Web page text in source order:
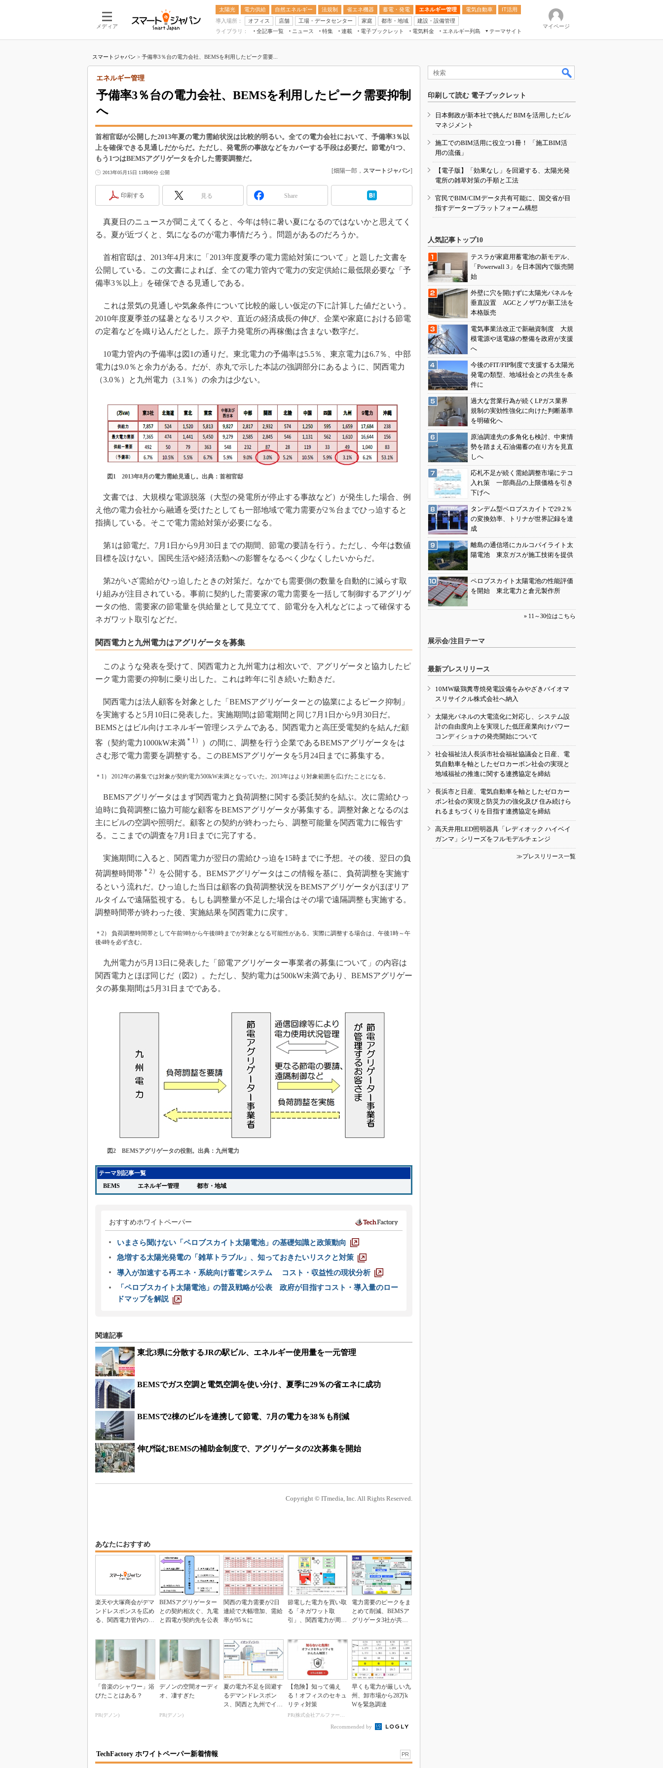
メディア
太陽光 電力供給 自然エネルギー 法規制 省エネ機器 蓄電・発電 エネルギー管理 電気自動車
IT活用
導入場所：
オフィス 店舗 工場・データセンター 家庭 都市・地域
建設・設備管理
ライブラリ：
全記事一覧 ニュース 特集 連載 電子ブックレット 電気料金 エネルギー列島
テーマサイト
新電力
電気料金ガイドブック
BEMS
キーワード解説
マイページ
スマートジャパン > 予備率3％台の電力会社、BEMSを利用したピーク需要...
予備率3％台の電力会社、BEMSを利用したピーク需要抑制
へ
エネルギー管理
首相官邸が公開した2013年夏の電力需給状況は比較的明るい。全ての電力会社において、予備率3％以
上を確保できる見通しだからだ。ただし、発電所の事故などをカバーする手段は必要だ。節電が1つ、
もう1つはBEMSアグリゲータを介した需要調整だ。
2013年05月15日 11時00分 公開 [畑陽一郎， スマートジャパン]
印刷する 見る Share
真夏日のニュースが聞こえてくると、今年は特に暑い夏になるのではないかと思えてく
る。夏が近づくと、気になるのが電力事情だろう。問題があるのだろうか。
首相官邸は、2013年4月末に「2013年度夏季の電力需給対策について」と題した文書を
公開している。この文書によれば、全ての電力管内で電力の安定供給に最低限必要な「予
備率3％以上」を確保できる見通しである。
これは景気の見通しや気象条件について比較的厳しい仮定の下に計算した値だという。
2010年度夏季並の猛暑となるリスクや、直近の経済成長の伸び、企業や家庭における節電
の定着などを織り込んだとした。原子力発電所の再稼働は含まない数字だ。
10電力管内の予備率は図1の通りだ。東北電力の予備率は5.5％、東京電力は6.7％、中部
電力は9.0％と余力がある。だが、赤丸で示した本誌の強調部分にあるように、関西電力
（3.0％）と九州電力（3.1％）の余力は少ない。
図1 2013年8月の電力需給見通し。出典：首相官邸
文書では、大規模な電源脱落（大型の発電所が停止する事故など）が発生した場合、例
え他の電力会社から融通を受けたとしても一部地域で電力需要が2％台までひっ迫すると
指摘している。そこで電力需給対策が必要になる。
第1は節電だ。7月1日から9月30日までの期間、節電の要請を行う。ただし、今年は数値
目標を設けない。国民生活や経済活動への影響をなるべく少なくしたいからだ。
第2がいざ需給がひっ迫したときの対策だ。なかでも需要側の数量を自動的に減らす取
り組みが注目されている。事前に契約した需要家の電力需要を一括して制御するアグリゲ
ータの他、需要家の節電量を供給量として見立てて、節電分を入札などによって確保する
ネガワット取引などだ。
関西電力と九州電力はアグリゲータを募集
このような発表を受けて、関西電力と九州電力は相次いで、アグリゲータと協力したピ
ーク電力需要の抑制に乗り出した。これは昨年に引き続いた動きだ。
関西電力は法人顧客を対象とした「BEMSアグリゲーターとの協業によるピーク抑制」
を実施すると5月10日に発表した。実施期間は節電期間と同じ7月1日から9月30日だ。
BEMSとはビル向けエネルギー管理システムである。関西電力と高圧受電契約を結んだ顧
客（契約電力1000kW未満 ＊1）
）の間に、調整を行う企業であるBEMSアグリゲータをは
さむ形で電力需要を調整する。このBEMSアグリゲータを5月24日までに募集する。
＊1） 2012年の募集では対象が契約電力500kW未満となっていた。2013年はより対象範囲を広げたことになる。
BEMSアグリゲータはまず関西電力と負荷調整に関する委託契約を結ぶ。次に需給ひっ
迫時に負荷調整に協力可能な顧客をBEMSアグリゲータが募集する。調整対象となるのは
主にビルの空調や照明だ。顧客との契約が終わったら、調整可能量を関西電力に報告す
る。ここまでの調査を7月1日までに完了する。
実施期間に入ると、関西電力が翌日の需給ひっ迫を15時までに予想。その後、翌日の負
荷調整時間帯 ＊2）
を公開する。BEMSアグリゲータはこの情報を基に、負荷調整を実施す
るという流れだ。ひっ迫した当日は顧客の負荷調整状況をBEMSアグリゲータがほぼリア
ルタイムで遠隔監視する。もしも調整量が不足した場合はその場で遠隔調整も実施する。
調整時間帯が終わった後、実施結果を関西電力に戻す。
＊2） 負荷調整時間帯として午前9時から午後8時までが対象となる可能性がある。実際に調整する場合は、午後1時～午
後4時を必ず含む。
九州電力が5月13日に発表した「節電アグリゲーター事業者の募集について」の内容は
関西電力とほぼ同じだ（図2）。ただし、契約電力は500kW未満であり、BEMSアグリゲー
タの募集期間は5月31日までである。
図2 BEMSアグリゲータの役割。出典：九州電力
テーマ別記事一覧
BEMS
エネルギー管理 都市・地域
おすすめホワイトペーパー
いまさら聞けない「ペロブスカイト太陽電池」の基礎知識と政策動向
急増する太陽光発電の「雑草トラブル」、知っておきたいリスクと対策
導入が加速する再エネ・系統向け蓄電システム コスト・収益性の現状分析
「ペロブスカイト太陽電池」の普及戦略が公表 政府が目指すコスト・導入量のロー
ドマップを解説
関連記事
東北3県に分散するJRの駅ビル、エネルギー使用量を一元管理
BEMSでガス空調と電気空調を使い分け、夏季に29％の省エネに成功
BEMSで2棟のビルを連携して節電、7月の電力を38％も削減
伸び悩むBEMSの補助金制度で、アグリゲータの2次募集を開始
Copyright © ITmedia, Inc. All Rights Reserved.
あなたにおすすめ
楽天や大塚商会がデマ
ンドレスポンスを広め
る、関西電力管内の企
BEMSアグリゲーター
との契約相次ぐ、九電
と四電が契約先を公表
関西の電力需要が2日
連続で大幅増加、需給
率が95％に
節電した電力を買い取
る「ネガワット取
引」、関西電力が周辺
電力需要のピークをま
とめて削減、BEMSア
グリゲータ3社が共同
「音楽のシャワー」浴
びたことはある？
PR(デノン)
デノンの空間オーディ
オ、凄すぎた
PR(デノン)
夏の電力不足を回避す
るデマンドレスポン
ス、関西と九州でイオ
【危険】知って備え
る！オフィスのセキュ
リティ対策
早くも電力が厳しい九
州、卸市場から28万k
Wを緊急調達
Recommended by
TechFactory ホワイトペーパー新着情報 PR
印刷して読む 電子ブックレット
日本郵政が新本社で挑んだ BIMを活用したビル
マネジメント
施工でのBIM活用に役立つ1冊！ 「施工BIM活
用の流儀」
【電子版】「効果なし」を回避する、太陽光発
電所の雑草対策の手順と工法
官民でBIM/CIMデータ共有可能に、国交省が目
指すデータープラットフォーム構想
人気記事トップ10
テスラが家庭用蓄電池の新モデル、
「Powerwall 3」を日本国内で販売開
始
外壁に穴を開けずに太陽光パネルを
垂直設置 AGCとノザワが新工法を
本格販売
電気事業法改正で新融資制度 大規
模電源や送電線の整備を政府が支援
へ
今後のFIT/FIP制度で支援する太陽光
発電の類型、地域社会との共生を条
件に
過大な営業行為が続くLPガス業界
規制の実効性強化に向けた判断基準
を明確化へ
原油調達先の多角化も検討、中東情
勢を踏まえ石油備蓄の在り方を見直
しへ
応札不足が続く需給調整市場にテコ
入れ策 一部商品の上限価格を引き
下げへ
タンデム型ペロブスカイトで29.2％
の変換効率、トリナが世界記録を達
成
離島の通信塔にカルコパイライト太
陽電池 東京ガスが施工技術を提供
ペロブスカイト太陽電池の性能評価
を開始 東北電力と倉元製作所
» 11～30位はこちら
展示会/注目テーマ
最新プレスリリース
10MW級鶏糞専焼発電設備をみやざきバイオマ
スリサイクル株式会社へ納入
太陽光パネルの大電流化に対応し、システム設
計の自由度向上を実現した低圧産業向けパワー
コンディショナの発売開始について
社会福祉法人長浜市社会福祉協議会と日産、電
気自動車を軸としたゼロカーボン社会の実現と
地域福祉の推進に関する連携協定を締結
長浜市と日産、電気自動車を軸としたゼロカー
ボン社会の実現と防災力の強化及び 住み続けら
れるまちづくりを目指す連携協定を締結
高天井用LED照明器具「レディオック ハイベイ
ガンマ」シリーズをフルモデルチェンジ
≫プレスリリース一覧